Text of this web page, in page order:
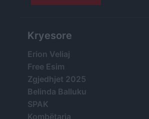
Kryesore
Erion Veliaj
Free Esim
Zgjedhjet 2025
Belinda Balluku
SPAK
Kombëtarja